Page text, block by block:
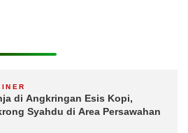
di Angkringan Esis Kopi,
Syahdu di Area Persawahan